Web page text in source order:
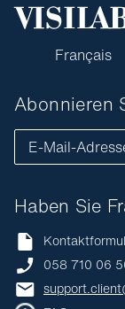
Français
Haben Sie
058 710 06
E-Mail-